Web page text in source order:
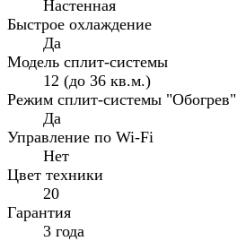
Настенная
Быстрое охлаждение
Да
Модель сплит-системы
12 (до 36 кв.м.)
Режим сплит-системы "Обогрев"
Да
Управление по Wi-Fi
Нет
Цвет техники
20
Гарантия
3 года